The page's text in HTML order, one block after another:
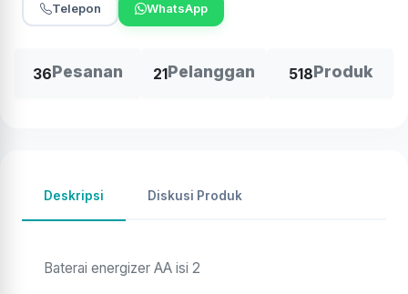
Telepon WhatsApp
36Pesanan 21Pelanggan 518Produk
Deskripsi Diskusi Produk
Baterai energizer AA isi 2